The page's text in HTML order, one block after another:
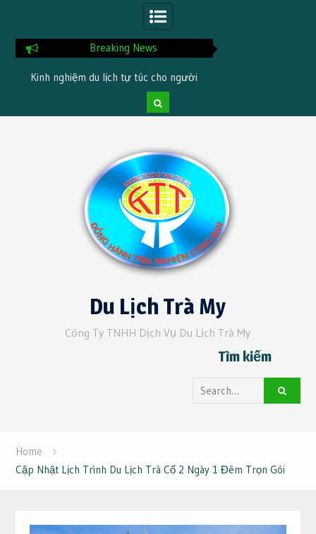
Breaking News
Kinh nghiệm du lịch tự túc cho người
Du Lịch Trà My
Công Ty TNHH Dịch Vụ Du Lịch Trà My
Tìm kiếm
Search
for:
Home
Cập Nhật Lịch Trình Du Lịch Trà Cổ 2 Ngày 1 Đêm Trọn Gói